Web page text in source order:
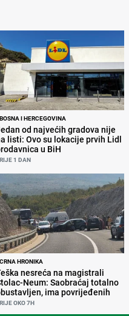
BOSNA I HERCEGOVINA
od najvećih gradova nije
listi: Ovo su lokacije prvih Lidl
u BiH
1 DAN
CRNA HRONIKA
nesreća na magistrali
Neum: Saobraćaj totalno
ima povrijeđenih
OKO 7H